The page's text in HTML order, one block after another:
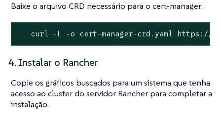
Baixe o arquivo CRD necessário para o cert-manager:
curl -L -o cert-manager-crd.yaml https://
4. Instalar o Rancher
Copie os gráficos buscados para um sistema que tenha
acesso ao cluster do servidor Rancher para completar a
instalação.